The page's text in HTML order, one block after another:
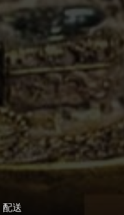
配送